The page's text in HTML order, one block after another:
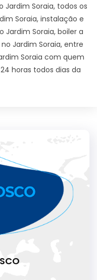
Soraia, todos os
Soraia, instalação e
Soraia, boiler a
Jardim Soraia, entre
Soraia com quem
horas todos dias da